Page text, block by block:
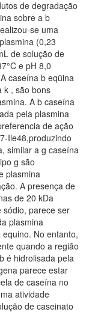
de degradação
sobre a b
se uma
(0,23
de solução de
e pH 8,0
caseína b eqüina
k , são bons
A b caseína
pela plasmina
de ação
Ile48,produzindo
similar a g caseína
g são
plasmina
A presença de
de 20 kDa
sódio, parece ser
plasmina
No entanto,
quando a região
é hidrolisada pela
parece estar
de caseína no
atividade
de caseinato